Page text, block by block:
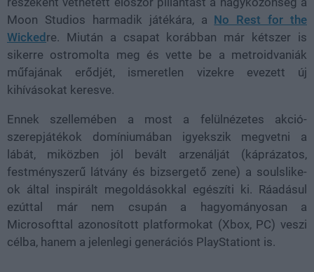
Moon Studios harmadik játékára, a No Rest for the
Wicked re. Miután a csapat korábban már kétszer is
sikerre ostromolta meg és vette be a metroidvaniák
műfajának erődjét, ismeretlen vizekre evezett új
kihívásokat keresve.
Ennek szellemében a most a felülnézetes akció-
szerepjátékok domíniumában igyekszik megvetni a
lábát, miközben jól bevált arzenálját (káprázatos,
festményszerű látvány és bizsergető zene) a soulslike-
ok által inspirált megoldásokkal egészíti ki. Ráadásul
ezúttal már nem csupán a hagyományosan a
Microsofttal azonosított platformokat (Xbox, PC) veszi
célba, hanem a jelenlegi generációs PlayStationt is.